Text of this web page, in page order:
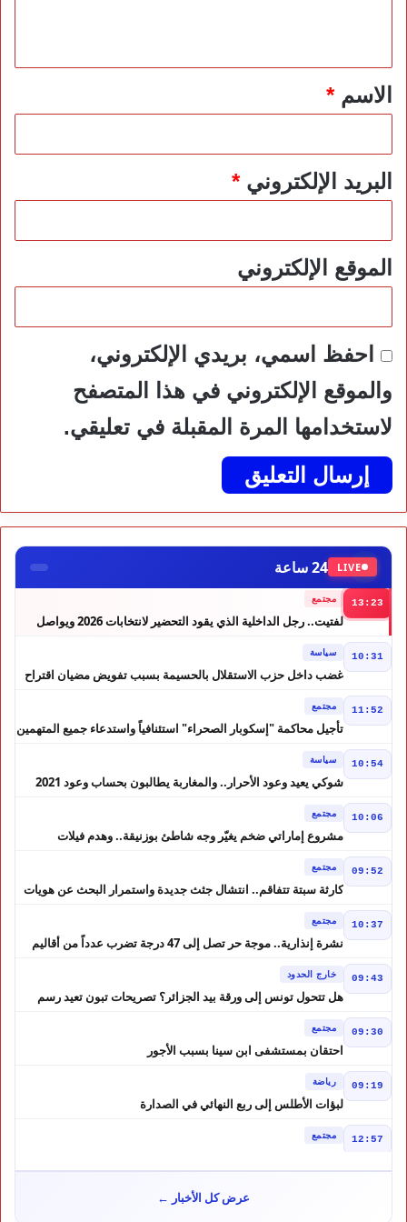
*الاسم*
البريد الإلكتروني*
الموقع الإلكتروني
احفظ اسمي، بريدي الإلكتروني،
والموقع الإلكتروني في هذا المتصفح
لاستخدامها المرة المقبلة في تعليقي.
LIVE 24 ساعة
13:23 مجتمع
لفتيت.. رجل الداخلية الذي يقود التحضير لانتخابات 2026 ويواصل
10:31 سياسة
غضب داخل حزب الاستقلال بالحسيمة بسبب تفويض مضيان اقتراح
11:52 مجتمع
تأجيل محاكمة "إسكوبار الصحراء" استئنافياً واستدعاء جميع المتهمين
10:54 سياسة
شوكي يعيد وعود الأحرار.. والمغاربة يطالبون بحساب وعود 2021
10:06 مجتمع
مشروع إماراتي ضخم يغيّر وجه شاطئ بوزنيقة.. وهدم فيلات
09:52 مجتمع
كارثة سبتة تتفاقم.. انتشال جثث جديدة واستمرار البحث عن هويات
10:37 مجتمع
نشرة إنذارية.. موجة حر تصل إلى 47 درجة تضرب عدداً من أقاليم
09:43 خارج الحدود
هل تتحول تونس إلى ورقة بيد الجزائر؟ تصريحات تبون تعيد رسم
09:30 مجتمع
احتقان بمستشفى ابن سينا بسبب الأجور
09:19 رياضة
لبؤات الأطلس إلى ربع النهائي في الصدارة
12:57 مجتمع
أشعل أزمة سبتة
هل لعبت حسابات من الجزائر دورًا في أحداث سبتة؟ تقرير إسباني
عرض كل الأخبار ←